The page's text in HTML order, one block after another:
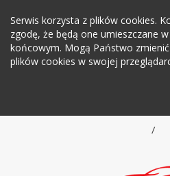
Serwis korzysta z plików cookies.
zgodę, że będą one umieszczane
końcowym. Mogą Państwo
plików cookies w swojej
/